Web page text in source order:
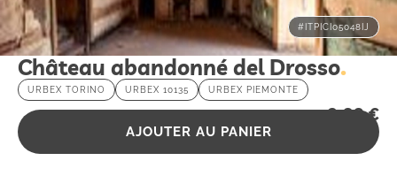
#ITPICI05048IJ
Château abandonné del Drosso
URBEX TORINO URBEX 10135 URBEX PIEMONTE
2,99€
AJOUTER AU PANIER